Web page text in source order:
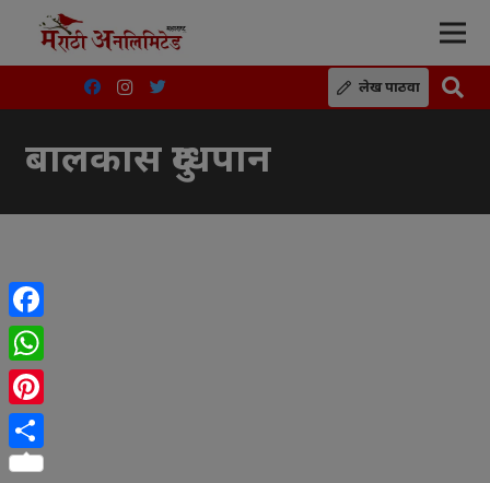
लेख पाठवा
बालकास दुग्धपान
Facebook
WhatsApp
Pinterest
Share